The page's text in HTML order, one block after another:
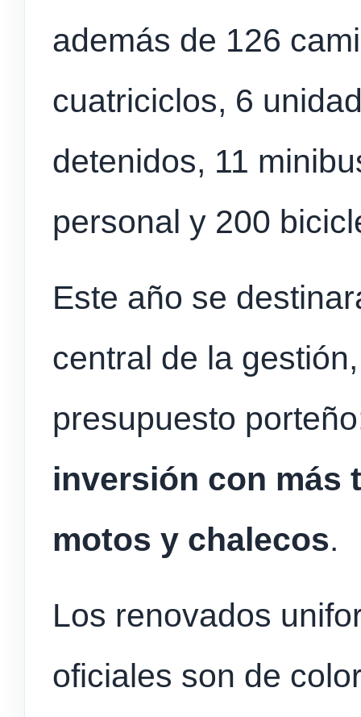
además de 126
cuatriciclos, 6
detenidos, 11
personal y 200
Este año se
central de la
presupuesto
inversión con más
motos y chalecos.
Los renovados
oficiales son de